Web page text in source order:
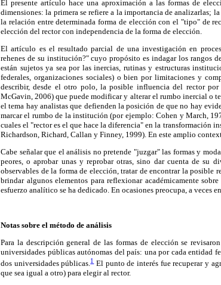
El presente artículo hace una aproximación a las formas de
dimensiones: la primera se refiere a la importancia de analizarlas;
la relación entre determinada forma de elección con el "tipo" de
elección del rector con independencia de la forma de elección.
El artículo es el resultado parcial de una investigación en
rehenes de su institución?" cuyo propósito es indagar los rangos
están sujetos ya sea por las inercias, rutinas y estructuras
federales, organizaciones sociales) o bien por limitaciones y
describir, desde el otro polo, la posible influencia del rector
McGavin, 2006) que puede modificar y alterar el rumbo inercial o
el tema hay analistas que defienden la posición de que no hay
marcar el rumbo de la institución (por ejemplo: Cohen y March,
cuales el "rector es el que hace la diferencia" en la transformación
Richardson, Richard, Callan y Finney, 1999). En este amplio
Cabe señalar que el análisis no pretende "juzgar" las formas y
peores, o aprobar unas y reprobar otras, sino dar cuenta de su
observables de la forma de elección, tratar de encontrar la
brindar algunos elementos para reflexionar académicamente
esfuerzo analítico se ha dedicado. En ocasiones preocupa, a veces
Notas sobre el método de análisis
Para la descripción general de las formas de elección se
universidades públicas autónomas del país: una por cada entidad
dos universidades públicas.1El punto de interés fue recuperar y
que sea igual a otro) para elegir al rector.